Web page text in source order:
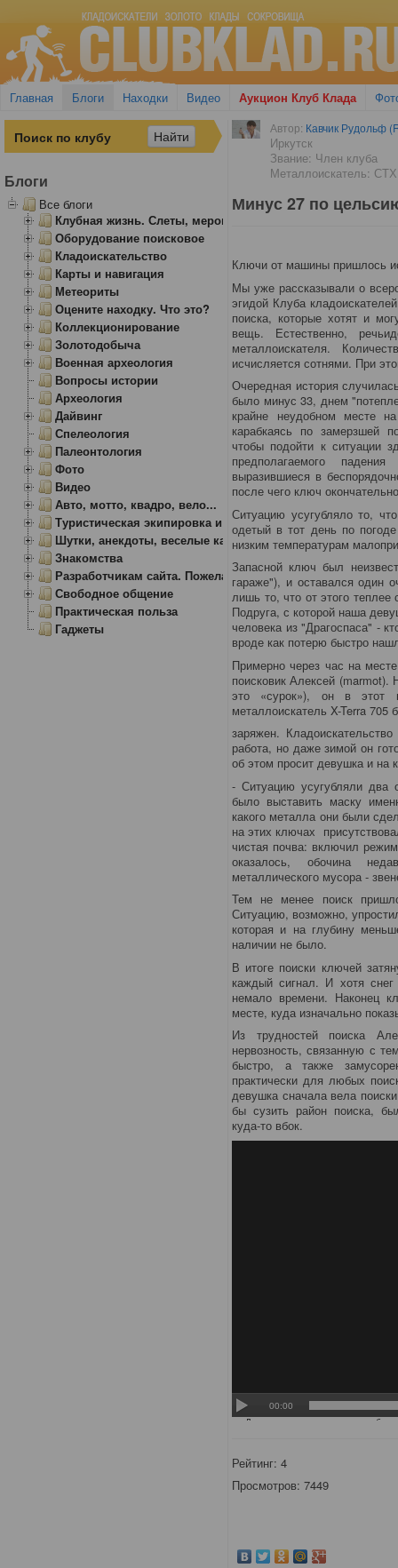
Главная Блоги Находки Видео Аукцион Клуб Клада
Автор: Кавчик Рудольф
Иркутск
Звание: Член клуба
Металлоискатель:
Минус 27 по
Ключи от машины пришлось
Мы уже рассказывали о
эгидой Клуба
поиска, которые хотят и
вещь. Естественно, речь
металлоискателя.
исчисляется сотнями. При
Очередная история
было минус 33, днем
крайне неудобном месте
карабкаясь по замерзшей
чтобы подойти к ситуации
предполагаемого
выразившиеся в
после чего ключ
Ситуацию усугубляло то,
одетый в тот день по
низким температурам
Запасной ключ был
гараже"), и оставался один
лишь то, что от этого
Подруга, с которой наша
человека из "Драгоспаса" -
вроде как потерю быстро
Примерно через час на
поисковик Алексей (marmot).
это «сурок»), он в этот
металлоискатель X-Terra 705
заряжен.
работа, но даже зимой он
об этом просит девушка и на
- Ситуацию усугубляли два
было выставить маску
какого металла они были
на этих ключах
чистая почва: включил
оказалось, обочина
металлического мусора -
Тем не менее поиск
Ситуацию, возможно,
которая и на глубину
наличии не было.
В итоге поиски ключей
каждый сигнал. И хотя
немало времени. Наконец
месте, куда изначально
Из трудностей поиска
нервозность, связанную с
быстро, а также
практически для любых
девушка сначала вела
бы сузить район поиска,
куда-то вбок.
Рейтинг:4
Просмотров: 7449
Блоги
Все блоги
Клубная жизнь. Слеты, мероприятия
Оборудование поисковое
Кладоискательство
Карты и навигация
Метеориты
Оцените находку. Что это?
Коллекционирование
Золотодобыча
Военная археология
Вопросы истории
Археология
Дайвинг
Спелеология
Палеонтология
Фото
Видео
Авто, мотто, квадро, вело...
Туристическая экипировка и снаряжение
Шутки, анекдоты, веселые картинки
Знакомства
Разработчикам сайта. Пожелания, замечания.
Свободное общение
Практическая польза
Гаджеты